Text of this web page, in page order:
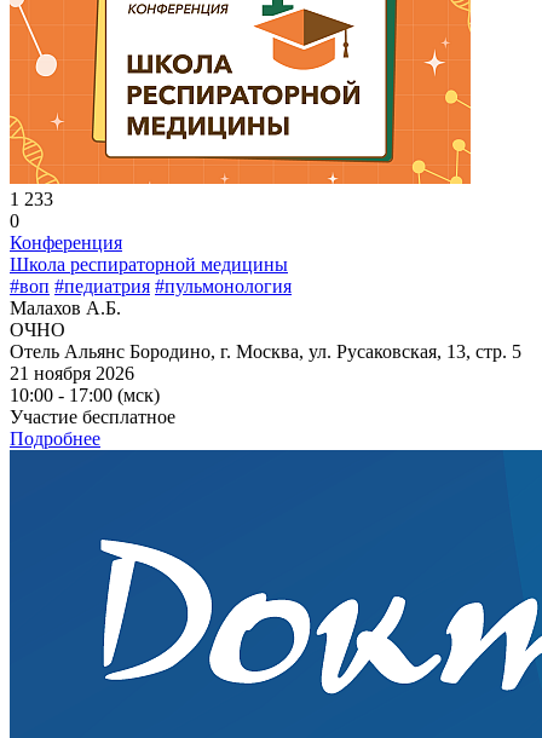
1 233
0
Конференция
Школа респираторной медицины
#воп #педиатрия #пульмонология
Малахов А.Б.
ОЧНО
Отель Альянс Бородино, г. Москва, ул. Русаковская, 13, стр. 5
21 ноября 2026
10:00 - 17:00 (мск)
Участие бесплатное
Подробнее